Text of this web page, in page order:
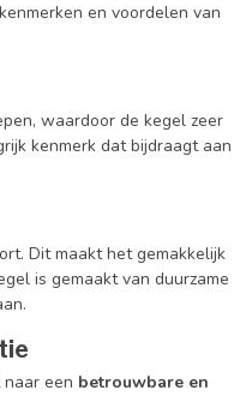
en voordelen van
waardoor de kegel zeer
kenmerk dat bijdraagt aan
Dit maakt het gemakkelijk
is gemaakt van duurzame
een betrouwbare en